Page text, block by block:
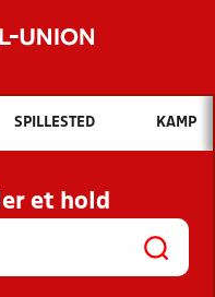
Hvad vil du søge efter?
OG NYHEDER
KLUBBER OG
SPILLESTED KAMP
et hold